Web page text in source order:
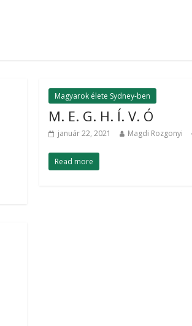
Magyarok élete Sydney-ben
M. E. G. H. Í. V. Ó
január 22, 2021 Magdi Rozgonyi
Read more